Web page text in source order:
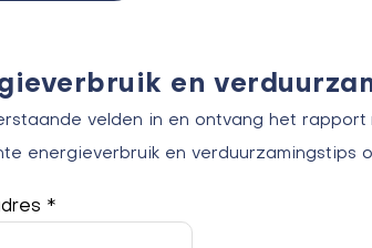
en
velden in en ontvang het rapport
energieverbruik en verduurzamingstips
*